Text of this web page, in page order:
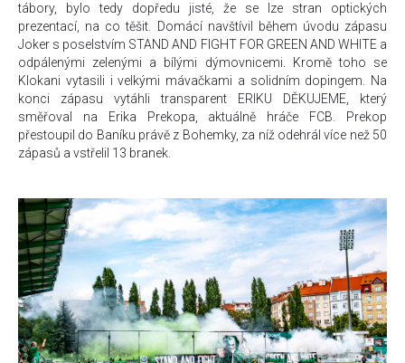
tábory, bylo tedy dopředu jisté, že se lze stran optických
prezentací, na co těšit. Domácí navštívil během úvodu zápasu
Joker s poselstvím STAND AND FIGHT FOR GREEN AND WHITE a
odpálenými zelenými a bílými dýmovnicemi. Kromě toho se
Klokani vytasili i velkými mávačkami a solidním dopingem. Na
konci zápasu vytáhli transparent ERIKU DĚKUJEME, který
směřoval na Erika Prekopa, aktuálně hráče FCB. Prekop
přestoupil do Baníku právě z Bohemky, za níž odehrál více než 50
zápasů a vstřelil 13 branek.